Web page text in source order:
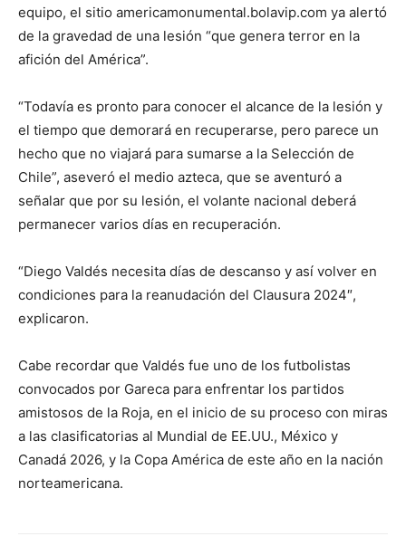
equipo, el sitio americamonumental.bolavip.com ya alertó
de la gravedad de una lesión “que genera terror en la
afición del América”.
“Todavía es pronto para conocer el alcance de la lesión y
el tiempo que demorará en recuperarse, pero parece un
hecho que no viajará para sumarse a la Selección de
Chile”, aseveró el medio azteca, que se aventuró a
señalar que por su lesión, el volante nacional deberá
permanecer varios días en recuperación.
“Diego Valdés necesita días de descanso y así volver en
condiciones para la reanudación del Clausura 2024″,
explicaron.
Cabe recordar que Valdés fue uno de los futbolistas
convocados por Gareca para enfrentar los partidos
amistosos de la Roja, en el inicio de su proceso con miras
a las clasificatorias al Mundial de EE.UU., México y
Canadá 2026, y la Copa América de este año en la nación
norteamericana.